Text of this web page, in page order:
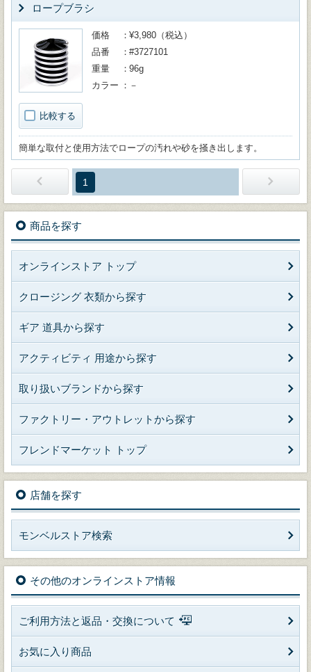
ロープブラシ
比較する
価格
¥3,980（税込）
品番
#3727101
重量
96g
カラー
－
簡単な取付と使用方法でロープの汚れや砂を掻き出します。
1
商品を探す
オンラインストア トップ
クロージング 衣類から探す
ギア 道具から探す
アクティビティ 用途から探す
取り扱いブランドから探す
ファクトリー・アウトレットから探す
フレンドマーケット トップ
店舗を探す
モンベルストア検索
その他のオンラインストア情報
ご利用方法と返品・交換について
お気に入り商品